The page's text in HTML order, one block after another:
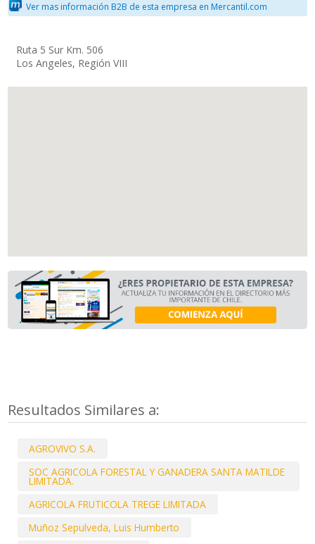
Ver mas información B2B de esta empresa en Mercantil.com
Ruta 5 Sur Km. 506
Los Angeles, Región VIII
Resultados Similares a:
AGROVIVO S.A.
SOC AGRICOLA FORESTAL Y GANADERA SANTA MATILDE
LIMITADA.
AGRICOLA FRUTICOLA TREGE LIMITADA
Muñoz Sepulveda, Luis Humberto